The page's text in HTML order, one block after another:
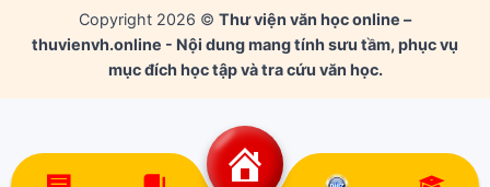
Copyright 2026 © Thư viện văn học online –
thuvienvh.online - Nội dung mang tính sưu tầm, phục vụ
mục đích học tập và tra cứu văn học.